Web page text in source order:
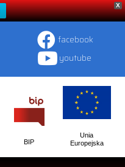
X
facebook
youtube
BIP
Unia
Europejska